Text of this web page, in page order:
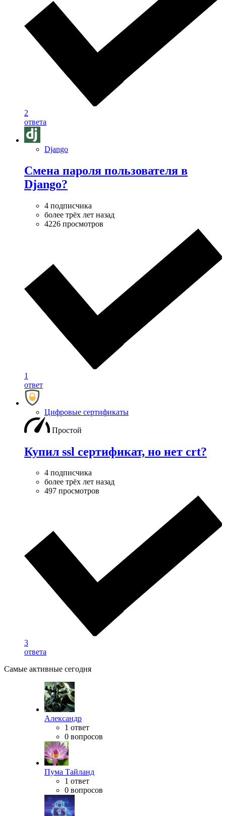
2
ответа
Django
Смена пароля пользователя в
Django?
4 подписчика
более трёх лет назад
4226 просмотров
1
ответ
Цифровые сертификаты
Простой
Купил ssl сертификат, но нет crt?
4 подписчика
более трёх лет назад
497 просмотров
3
ответа
Самые активные сегодня
Александр
1 ответ
0 вопросов
Пума Тайланд
1 ответ
0 вопросов